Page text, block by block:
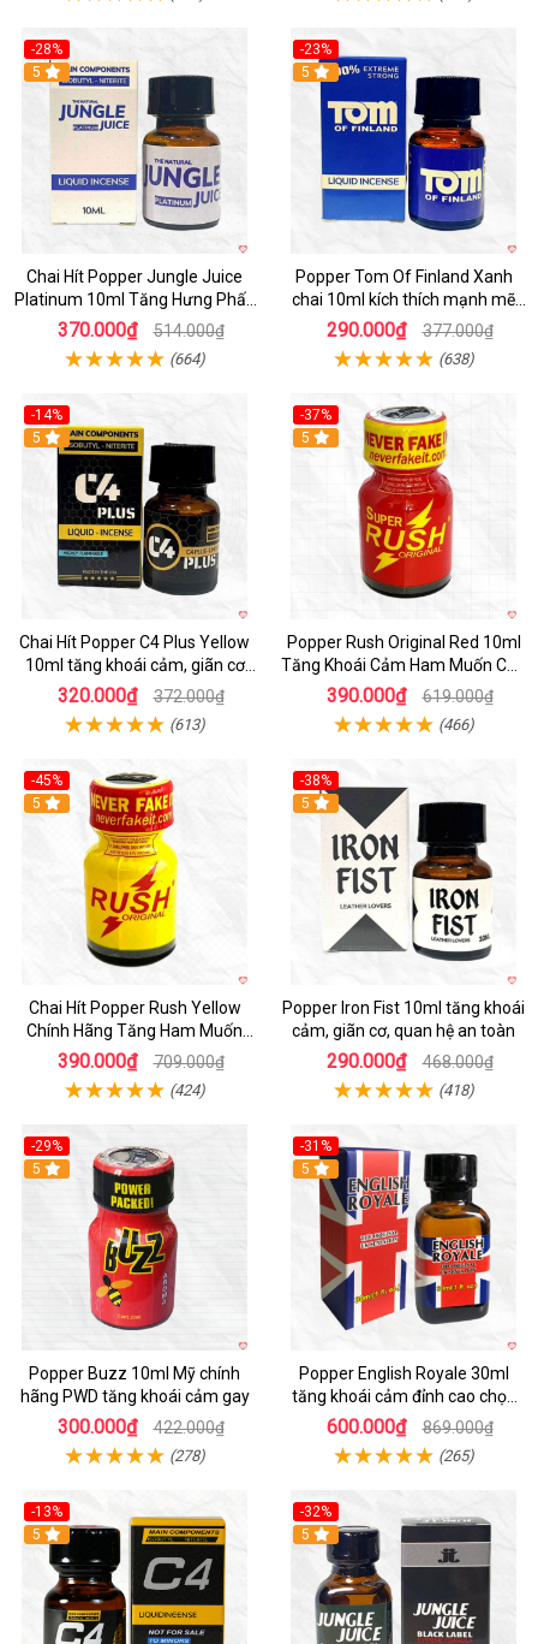
-28%
5
Chai Hít Popper Jungle Juice
Platinum 10ml Tăng Hưng Phấn
Quan Hệ
370.000₫ 514.000₫
(664)
-23%
5
Popper Tom Of Finland Xanh
chai 10ml kích thích mạnh mẽ
quan hệ
290.000₫ 377.000₫
(638)
-14%
5
Chai Hít Popper C4 Plus Yellow
10ml tăng khoái cảm, giãn cơ
nhanh, nhập Mỹ
320.000₫ 372.000₫
(613)
-37%
5
Popper Rush Original Red 10ml
Tăng Khoái Cảm Ham Muốn Cực
Mạnh
390.000₫ 619.000₫
(466)
-45%
5
Chai Hít Popper Rush Yellow
Chính Hãng Tăng Ham Muốn
10ml
390.000₫ 709.000₫
(424)
-38%
5
Popper Iron Fist 10ml tăng khoái
cảm, giãn cơ, quan hệ an toàn
290.000₫ 468.000₫
(418)
-29%
5
Popper Buzz 10ml Mỹ chính
hãng PWD tăng khoái cảm gay
300.000₫ 422.000₫
(278)
-31%
5
Popper English Royale 30ml
tăng khoái cảm đỉnh cao chọn
mua ngay
600.000₫ 869.000₫
(265)
-13%
Hot
5
-32%
5